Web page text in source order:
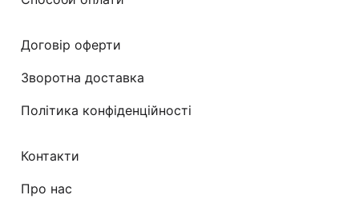
Договір оферти
Зворотна доставка
Політика конфіденційності
Контакти
Про нас